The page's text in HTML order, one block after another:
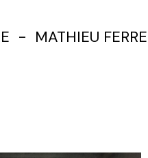
- MATHIEU FERRE